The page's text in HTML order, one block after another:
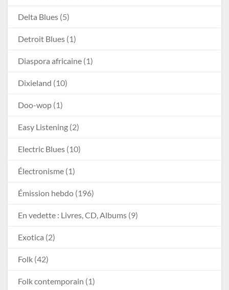
Delta Blues (5)
Detroit Blues (1)
Diaspora africaine (1)
Dixieland (10)
Doo-wop (1)
Easy Listening (2)
Electric Blues (10)
Électronisme (1)
Émission hebdo (196)
En vedette : Livres, CD, Albums (9)
Exotica (2)
Folk (42)
Folk contemporain (1)